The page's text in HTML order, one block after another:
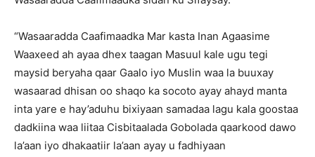
“Wasaaradda Caafimaadka Mar kasta Inan Agaasime
Waaxeed ah ayaa dhex taagan Masuul kale ugu tegi
maysid beryaha qaar Gaalo iyo Muslin waa la buuxay
wasaarad dhisan oo shaqo ka socoto ayay ahayd manta
inta yare e hay’aduhu bixiyaan samadaa lagu kala goostaa
dadkiina waa liitaa Cisbitaalada Gobolada qaarkood dawo
la’aan iyo dhakaatiir la’aan ayay u fadhiyaan